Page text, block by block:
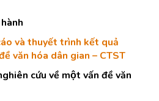
và thuyết trình kết quả
văn hóa dân gian – CTST
cứu về một vấn đề văn